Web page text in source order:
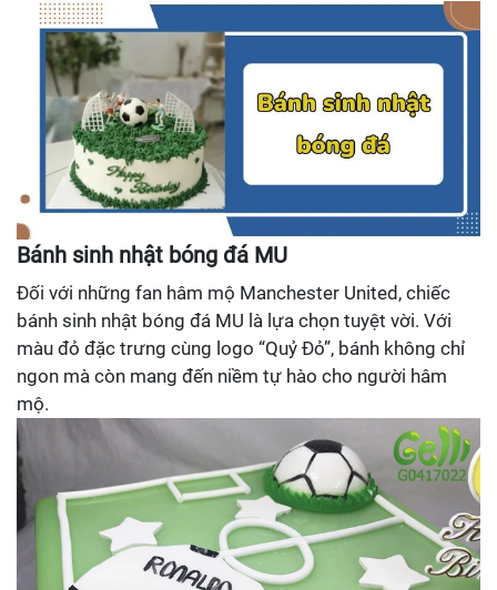
Bánh sinh nhật bóng đá MU
Đối với những fan hâm mộ Manchester United, chiếc
bánh sinh nhật bóng đá MU là lựa chọn tuyệt vời. Với
màu đỏ đặc trưng cùng logo “Quỷ Đỏ”, bánh không chỉ
ngon mà còn mang đến niềm tự hào cho người hâm
mộ.